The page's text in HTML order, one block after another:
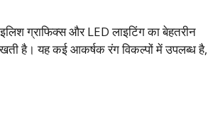
ग्राफिक्स और LED लाइटिंग का बेहतरीन
है। यह कई आकर्षक रंग विकल्पों में उपलब्ध है,